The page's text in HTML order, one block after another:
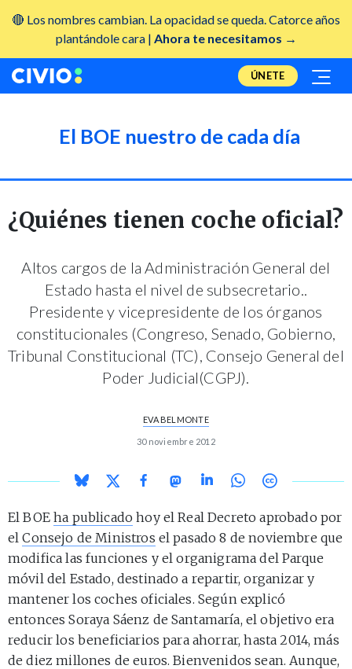
🔴 Los nombres cambian. La opacidad se queda. Catorce años
plantándole cara | Ahora te necesitamos →
ÚNETE
El BOE nuestro de cada día
¿Quiénes tienen coche oficial?
Altos cargos de la Administración General del
Estado hasta el nivel de subsecretario..
Presidente y vicepresidente de los órganos
constitucionales (Congreso, Senado, Gobierno,
Tribunal Constitucional (TC), Consejo General del
Poder Judicial(CGPJ).
EVA BELMONTE
30 noviembre 2012
El BOEha publicado hoy el Real Decreto aprobado por
elConsejo de Ministros el pasado 8 de noviembre que
modifica las funciones y el organigrama del Parque
móvil del Estado, destinado a repartir, organizar y
mantener los coches oficiales. Según explicó
entonces Soraya Sáenz de Santamaría, el objetivo era
reducir los beneficiarios para ahorrar, hasta 2014, más
de diez millones de euros. Bienvenidos sean. Aunque,